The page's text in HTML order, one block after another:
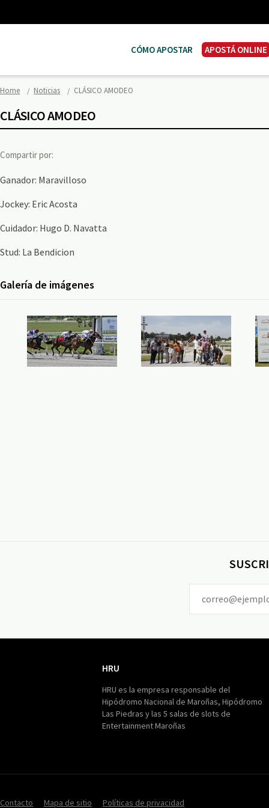
CÓMO APOSTAR APOSTÁ ONLINE
Home Noticias CLÁSICO AMODEO
CLÁSICO AMODEO
Compartir por:
Ganador: Maravilloso
Jockey: Eric Acosta
Cuidador: Hugo D. Navatta
Stud: La Bendicion
Galería de imágenes
HRU
HRU es la empresa responsable del
Hipódromo Nacional de Maroñas, Hipódromo
Las Piedras y las 5 salas de slots de
Entertainment Maroñas
Contacto Mapa de sitio Políticas de privacidad